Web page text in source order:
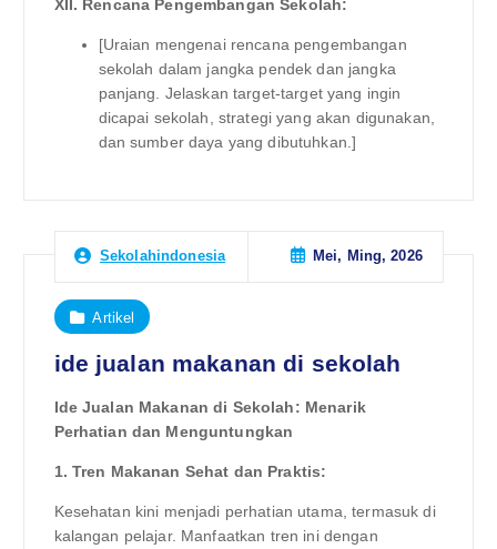
XII. Rencana Pengembangan Sekolah:
[Uraian mengenai rencana pengembangan
sekolah dalam jangka pendek dan jangka
panjang. Jelaskan target-target yang ingin
dicapai sekolah, strategi yang akan digunakan,
dan sumber daya yang dibutuhkan.]
Sekolahindonesia Mei, Ming, 2026
Artikel
ide jualan makanan di sekolah
Ide Jualan Makanan di Sekolah: Menarik
Perhatian dan Menguntungkan
1. Tren Makanan Sehat dan Praktis:
Kesehatan kini menjadi perhatian utama, termasuk di
kalangan pelajar. Manfaatkan tren ini dengan